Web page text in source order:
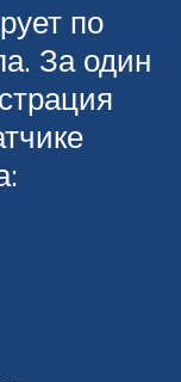
по
За один